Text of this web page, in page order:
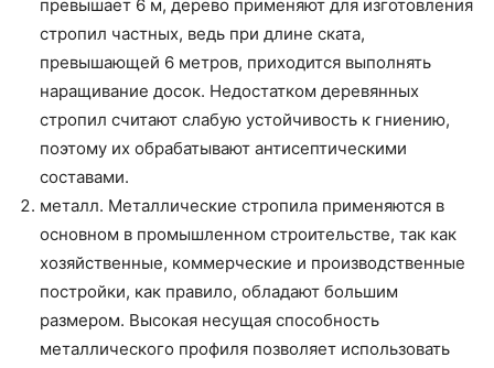
превышает 6 м, дерево применяют для изготовления
стропил частных, ведь при длине ската,
превышающей 6 метров, приходится выполнять
наращивание досок. Недостатком деревянных
стропил считают слабую устойчивость к гниению,
поэтому их обрабатывают антисептическими
составами.
металл. Металлические стропила применяются в
основном в промышленном строительстве, так как
хозяйственные, коммерческие и производственные
постройки, как правило, обладают большим
размером. Высокая несущая способность
металлического профиля позволяет использовать